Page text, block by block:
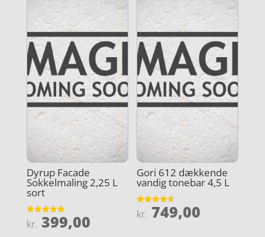
Dyrup Facade
Sokkelmaling 2,25 L
sort
Vurderet
4.9
kr. 399,00
Gori 612 dækkende
vandig tonebar 4,5 L
Vurderet
4.6
kr. 749,00